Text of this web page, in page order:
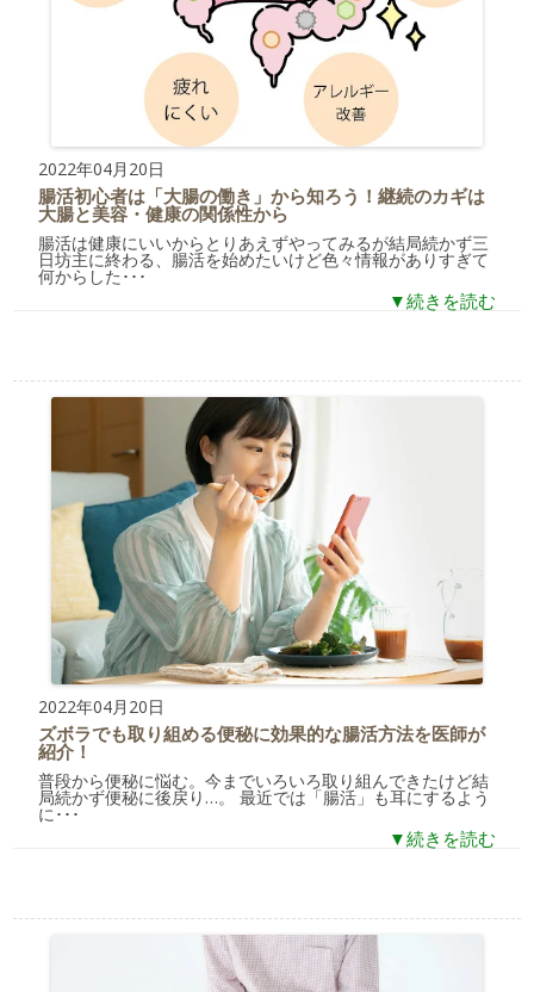
2022年04月20日
腸活初心者は「大腸の働き」から知ろう！継続のカギは
大腸と美容・健康の関係性から
腸活は健康にいいからとりあえずやってみるが結局続かず三
日坊主に終わる、腸活を始めたいけど色々情報がありすぎて
何からした･･･
▼続きを読む
2022年04月20日
ズボラでも取り組める便秘に効果的な腸活方法を医師が
紹介！
普段から便秘に悩む。今までいろいろ取り組んできたけど結
局続かず便秘に後戻り…。 最近では「腸活」も耳にするよう
に･･･
▼続きを読む